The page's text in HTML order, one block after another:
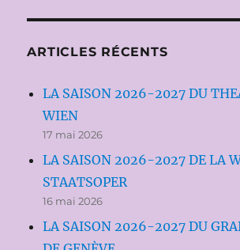
ARTICLES RÉCENTS
LA SAISON 2026-2027 DU
WIEN
17 mai 2026
LA SAISON 2026-2027 DE LA
STAATSOPER
16 mai 2026
LA SAISON 2026-2027 DU